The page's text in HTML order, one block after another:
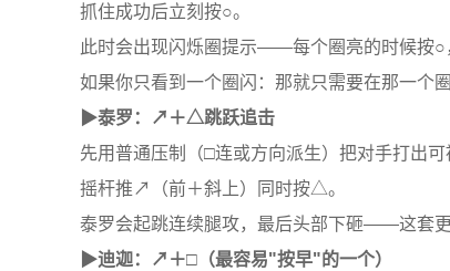
抓住成功后立刻按○。
此时会出现闪烁圈提示——每个圈亮的时候按○
如果你只看到一个圈闪：那就只需要在那一个
▶泰罗：↗＋△跳跃追击
先用普通压制（□连或方向派生）把对手打出可
摇杆推↗（前＋斜上）同时按△。
泰罗会起跳连续腿攻，最后头部下砸——这套
▶迪迦：↗＋□（最容易"按早"的一个）